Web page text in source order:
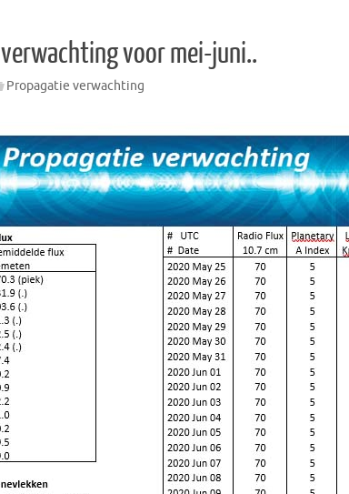
voor mei-juni..
Propagatie verwachting